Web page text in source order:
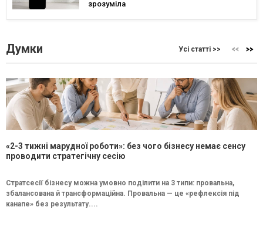
зрозуміла
Думки Усі статті >>
«2-3 тижні марудної роботи»: без чого бізнесу немає сенсу
проводити стратегічну сесію
Стратсесії бізнесу можна умовно поділити на 3 типи: провальна,
збалансована й трансформаційна. Провальна — це «рефлексія під
канапе» без результату....